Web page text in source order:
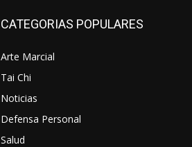
CATEGORIAS POPULARES
Arte Marcial
Tai Chi
Noticias
Defensa Personal
Salud